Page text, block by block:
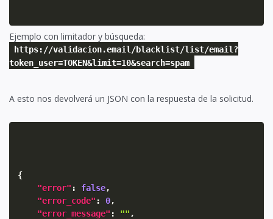
Ejemplo con limitador y búsqueda:
https://validacion.email/blacklist/list/email?
token_user=TOKEN&limit=10&search=spam
A esto nos devolverá un JSON con la respuesta de la solicitud.
{
"error" : false,
"error_code" : 0,
"error_message" : "" ,